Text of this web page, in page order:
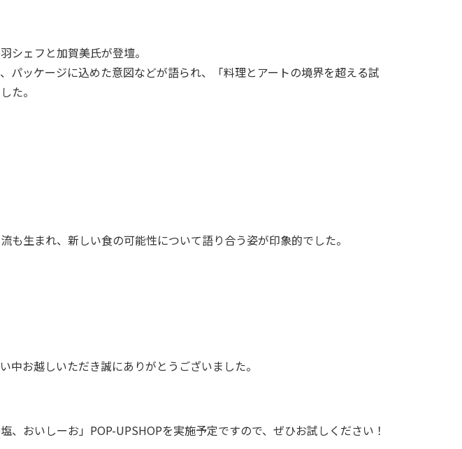
シェフと加賀美氏が登壇。
パッケージに込めた意図などが語られ、「料理とアートの境界を超える試
た。
も生まれ、新しい食の可能性について語り合う姿が印象的でした。
中お越しいただき誠にありがとうございました。
、おいしーお」POP-UPSHOPを実施予定ですので、ぜひお試しください！